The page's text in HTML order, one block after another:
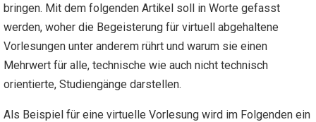
bringen. Mit dem folgenden Artikel soll in Worte gefasst
werden, woher die Begeisterung für virtuell abgehaltene
Vorlesungen unter anderem rührt und warum sie einen
Mehrwert für alle, technische wie auch nicht technisch
orientierte, Studiengänge darstellen.
Als Beispiel für eine virtuelle Vorlesung wird im Folgenden ein